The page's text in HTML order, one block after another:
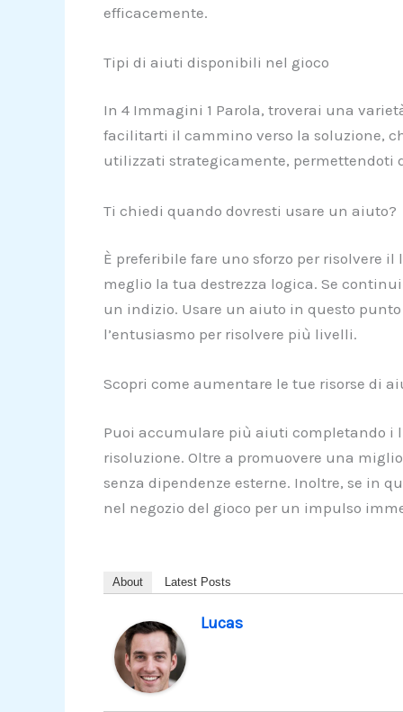
efficacemente.
Tipi di aiuti disponibili nel gioco
In 4 Immagini 1 Parola, troverai una
facilitarti il cammino verso la soluzione,
utilizzati strategicamente, permettendoti
Ti chiedi quando dovresti usare un aiuto?
È preferibile fare uno sforzo per risolvere
meglio la tua destrezza logica. Se
un indizio. Usare un aiuto in questo
l’entusiasmo per risolvere più livelli.
Scopri come aumentare le tue risorse di
Puoi accumulare più aiuti completando i
risoluzione. Oltre a promuovere una
senza dipendenze esterne. Inoltre, se in
nel negozio del gioco per un impulso
About Latest Posts
Lucas